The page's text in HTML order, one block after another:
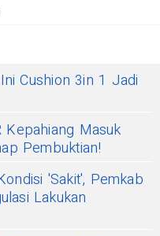
Cushion 3in 1 Jadi
Kepahiang Masuk
Pembuktian!
'Sakit', Pemkab
Lakukan